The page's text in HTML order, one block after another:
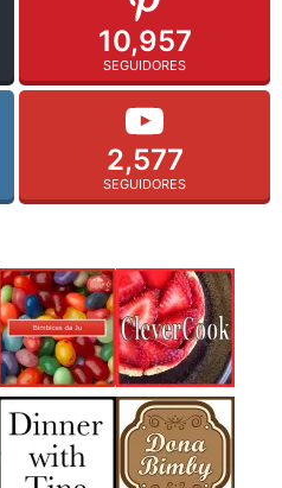
10,957
SEGUIDORES
2,577
SEGUIDORES